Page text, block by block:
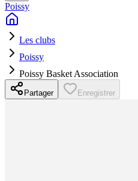
Poissy
Les clubs
Poissy
Poissy Basket Association
Partager Enregistrer